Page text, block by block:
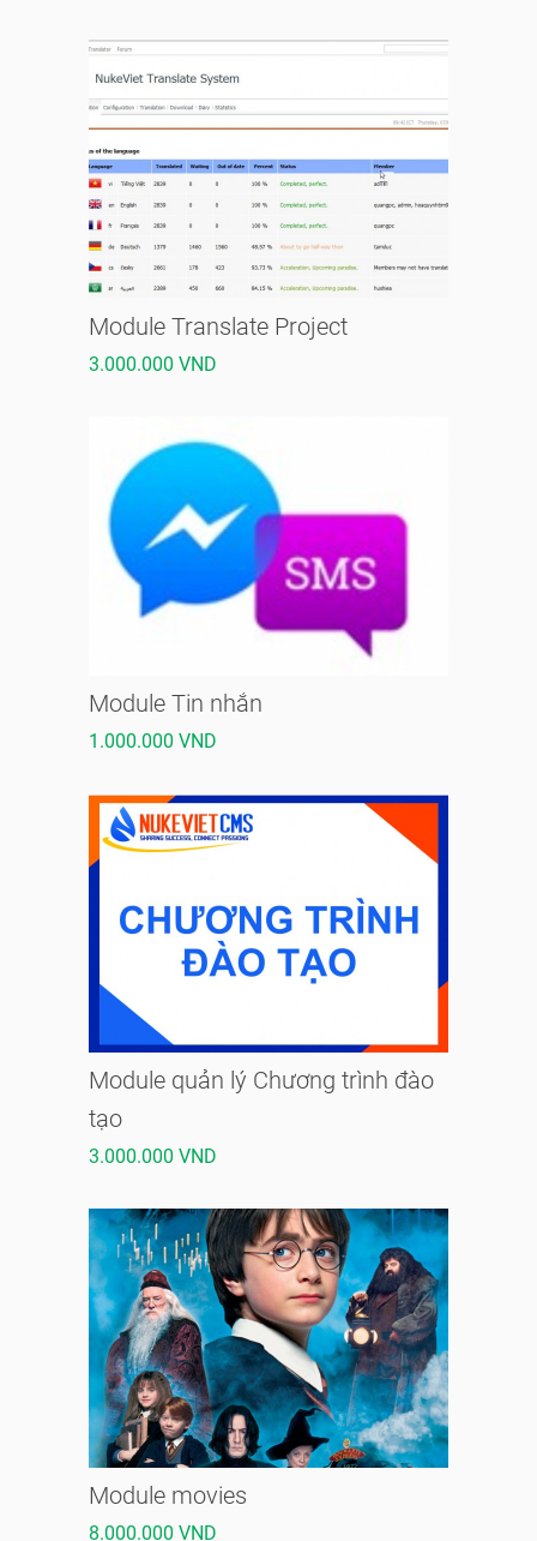
Module Translate Project
3.000.000 VND
Module Tin nhắn
1.000.000 VND
Module quản lý Chương trình đào
tạo
3.000.000 VND
Module movies
8.000.000 VND